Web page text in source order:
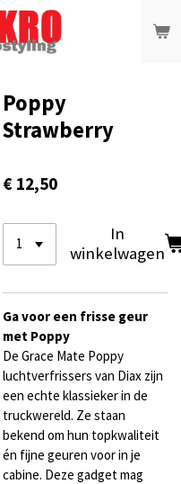
Poppy
Strawberry
€ 12,50
In
winkelwagen
Ga voor een frisse geur
met Poppy
De Grace Mate Poppy
luchtverfrissers van Diax zijn
een echte klassieker in de
truckwereld. Ze staan
bekend om hun topkwaliteit
én fijne geuren voor in je
cabine. Deze gadget mag